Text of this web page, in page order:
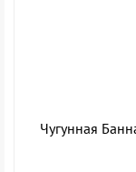
Чугунная